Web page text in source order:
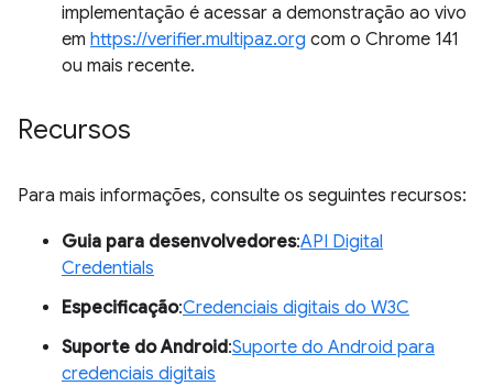
implementação é acessar a demonstração ao vivo
em https://verifier.multipaz.org com o Chrome 141
ou mais recente.
Recursos
Para mais informações, consulte os seguintes recursos:
Guia para desenvolvedores:API Digital
Credentials
Especificação:Credenciais digitais do W3C
Suporte do Android:Suporte do Android para
credenciais digitais